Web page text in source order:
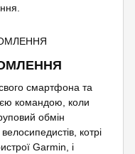
смартфона та
командою, коли
обмін
котрі
Garmin, і